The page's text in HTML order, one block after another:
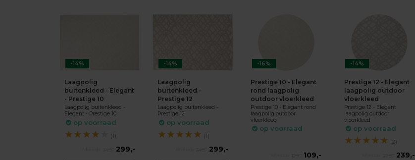
-14%
Laagpolig
buitenkleed - Elegant
- Prestige 10
Laagpolig buitenkleed -
Elegant - Prestige 10
op voorraad
★★★★ (1)
299,-
-14%
Laagpolig
buitenkleed -
Prestige 12
Laagpolig buitenkleed -
Prestige 12
op voorraad
★★★★★ (1)
299,-
-16%
Prestige 10 - Elegant
rond laagpolig
outdoor vloerkleed
Prestige 10 - Elegant rond
laagpolig outdoor
vloerkleed
op voorraad
109,-
-14%
Prestige 12 - Elegant
laagpolig outdoor
vloerkleed
Prestige 12 - Elegant
laagpolig outdoor
vloerkleed
op voorraad
★★★★★ (2)
239,-